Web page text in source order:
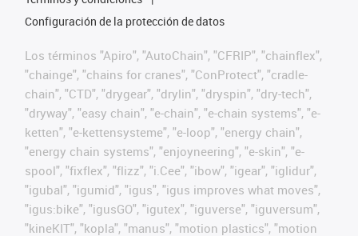
Configuración de la protección de datos
Los términos "Apiro", "AutoChain", "CFRIP", "chainflex",
"chainge", "chains for cranes", "ConProtect", "cradle-
chain", "CTD", "drygear", "drylin", "dryspin", "dry-tech",
"dryway", "easy chain", "e-chain", "e-chain systems", "e-
ketten", "e-kettensysteme", "e-loop", "energy chain",
"energy chain systems", "enjoyneering", "e-skin", "e-
spool", "fixflex", "flizz", "i.Cee", "ibow", "igear", "iglidur",
"igubal", "igumid", "igus", "igus improves what moves",
"igus:bike", "igusGO", "igutex", "iguverse", "iguversum",
"kineKIT", "kopla", "manus", "motion plastics", "motion